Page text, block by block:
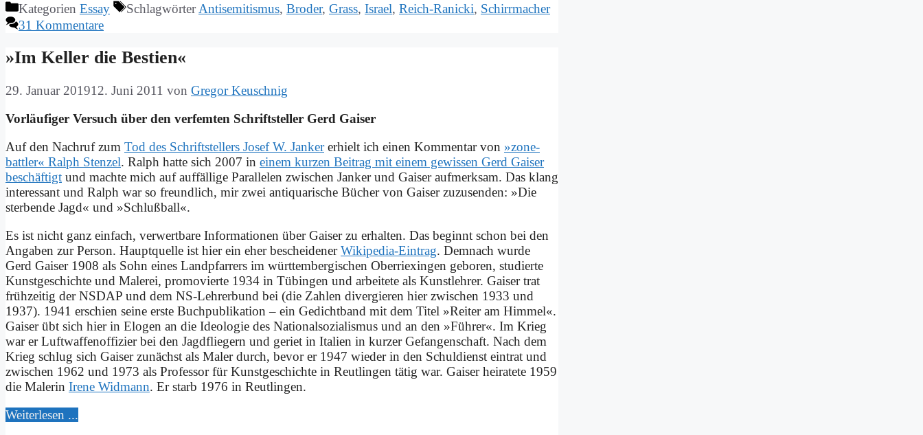
Kategorien Essay SchlagwörterAntisemitismus, Broder, Grass, Israel, Reich-Ranicki, Schirrmacher
31 Kommentare
»Im Kel­ler die Be­sti­en«
29. Januar 201912. Juni 2011 von Gregor Keuschnig
Vor­läu­fi­ger Ver­such über den ver­fem­ten Schrift­stel­ler Gerd Gai­ser
Auf den Nach­ruf zum Tod des Schrift­stel­lers Jo­sef W. Jan­kerer­hielt ich ei­nen Kom­men­tar von »zone­
batt­ler« Ralph Sten­zel. Ralph hat­te sich 2007 in ei­nem kur­zen Bei­trag mit ei­nem ge­wis­sen Gerd Gai­ser
be­schäf­tigt und mach­te mich auf auf­fäl­li­ge Par­al­le­len zwi­schen Jan­ker und Gai­ser auf­merk­sam. Das klang
in­ter­es­sant und Ralph war so freund­lich, mir zwei an­ti­qua­ri­sche Bü­cher von Gai­ser zu­zu­sen­den: »Die
ster­ben­de Jagd« und »Schluß­ball«.
Es ist nicht ganz ein­fach, ver­wert­ba­re In­for­ma­tio­nen über Gai­ser zu er­hal­ten. Das be­ginnt schon bei den
An­ga­ben zur Per­son. Haupt­quel­le ist hier ein eher be­schei­de­nerWi­ki­pe­dia-Ein­trag. Dem­nach wur­de
Gerd Gai­ser 1908 als Sohn ei­nes Land­pfar­rers im württembergi­schen Ober­ri­ex­in­gen ge­bo­ren, stu­dier­te
Kunst­ge­schich­te und Ma­le­rei, pro­mo­vier­te 1934 in Tü­bin­gen und ar­bei­te­te als Kunst­leh­rer. Gai­ser trat
früh­zei­tig der NSDAP und dem NS-Leh­rer­bund bei (die Zah­len di­ver­gie­ren hier zwi­schen 1933 und
1937). 1941 er­schien sei­ne er­ste Buch­pu­bli­ka­ti­on – ein Ge­dicht­band mit dem Ti­tel »Rei­ter am Him­mel«.
Gai­ser übt sich hier in Elo­gen an die Ideo­lo­gie des Na­tio­nal­so­zia­lis­mus und an den »Füh­rer«. Im Krieg
war er Luft­waf­fen­of­fi­zier bei den Jagd­flie­gern und ge­riet in Ita­li­en in kur­zer Gefangen­schaft. Nach dem
Krieg schlug sich Gai­ser zu­nächst als Ma­ler durch, be­vor er 1947 wie­der in den Schul­dienst ein­trat und
zwi­schen 1962 und 1973 als Pro­fes­sor für Kunst­ge­schich­te in Reut­lin­gen tä­tig war. Gai­ser hei­ra­te­te 1959
die Ma­le­rin Ire­ne Wid­mann. Er starb 1976 in Reut­lin­gen.
Wei­ter­le­sen ...